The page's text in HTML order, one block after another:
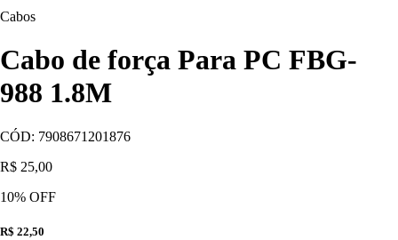
Cabos
Cabo de força Para PC FBG-
988 1.8M
CÓD: 7908671201876
R$ 25,00
10% OFF
R$ 22,50